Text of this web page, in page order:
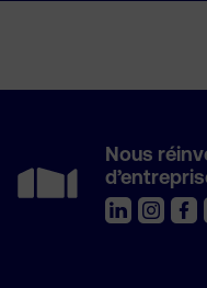
Nous